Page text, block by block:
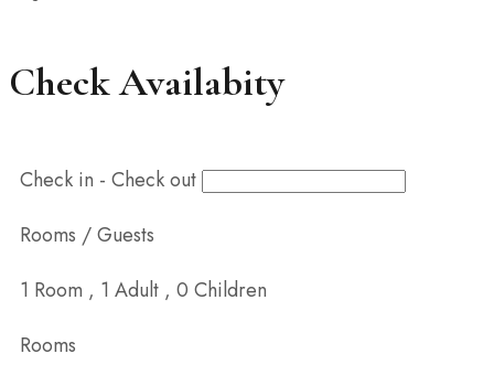
Check Availabity
Check in - Check out
Rooms / Guests
1 Room , 1 Adult , 0 Children
Rooms